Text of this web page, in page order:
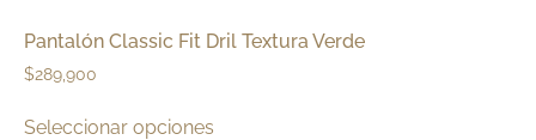
Pantalón Classic Fit Dril Textura Verde
$289,900
Seleccionar opciones